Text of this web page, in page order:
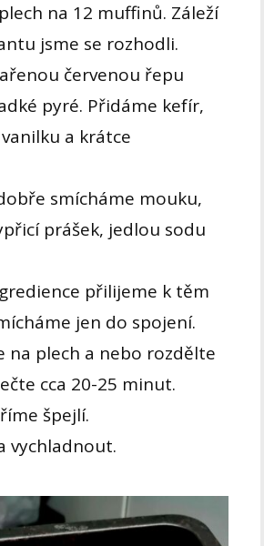
na 12 muffinů. Záleží
jsme se rozhodli.
červenou řepu
pyré. Přidáme kefír,
a krátce
smícháme mouku,
prášek, jedlou sodu
přilijeme k těm
jen do spojení.
na plech a nebo rozdělte
cca 20-25 minut.
špejlí.
vychladnout.